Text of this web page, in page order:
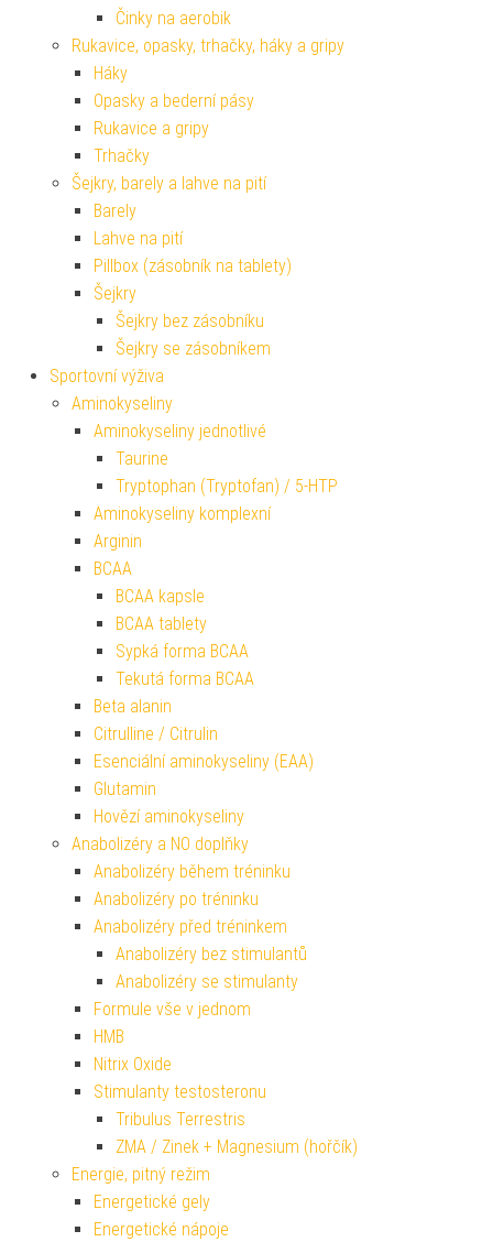
Činky na aerobik
Rukavice, opasky, trhačky, háky a gripy
Háky
Opasky a bederní pásy
Rukavice a gripy
Trhačky
Šejkry, barely a lahve na pití
Barely
Lahve na pití
Pillbox (zásobník na tablety)
Šejkry
Šejkry bez zásobníku
Šejkry se zásobníkem
Sportovní výživa
Aminokyseliny
Aminokyseliny jednotlivé
Taurine
Tryptophan (Tryptofan) / 5-HTP
Aminokyseliny komplexní
Arginin
BCAA
BCAA kapsle
BCAA tablety
Sypká forma BCAA
Tekutá forma BCAA
Beta alanin
Citrulline / Citrulin
Esenciální aminokyseliny (EAA)
Glutamin
Hovězí aminokyseliny
Anabolizéry a NO doplňky
Anabolizéry během tréninku
Anabolizéry po tréninku
Anabolizéry před tréninkem
Anabolizéry bez stimulantů
Anabolizéry se stimulanty
Formule vše v jednom
HMB
Nitrix Oxide
Stimulanty testosteronu
Tribulus Terrestris
ZMA / Zinek + Magnesium (hořčík)
Energie, pitný režim
Energetické gely
Energetické nápoje